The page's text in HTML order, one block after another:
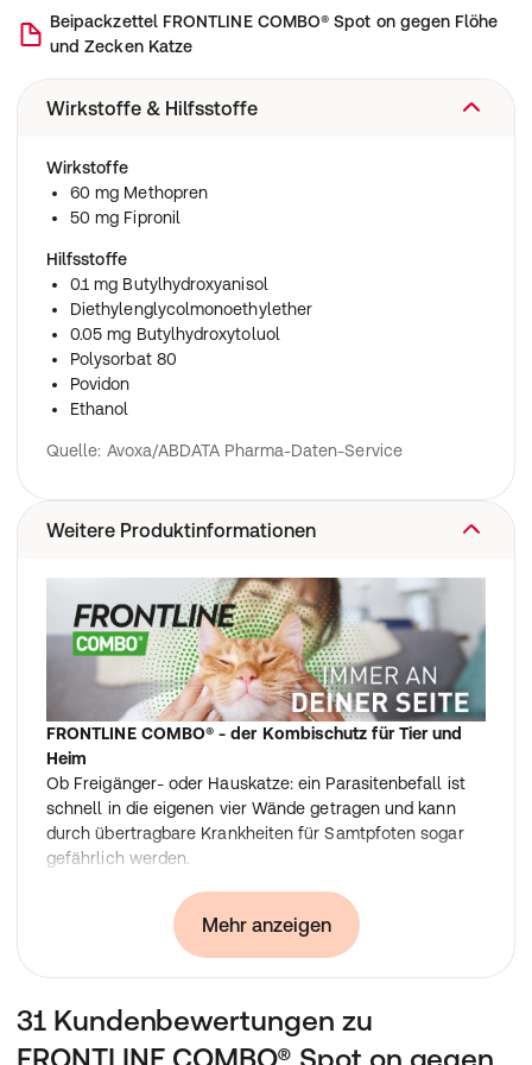
Beipackzettel FRONTLINE COMBO® Spot on gegen Flöhe
und Zecken Katze
Wirkstoffe & Hilfsstoffe
Wirkstoffe
60 mg Methopren
50 mg Fipronil
Hilfsstoffe
0.1 mg Butylhydroxyanisol
Diethylenglycolmonoethylether
0.05 mg Butylhydroxytoluol
Polysorbat 80
Povidon
Ethanol
Quelle: Avoxa/ABDATA Pharma-Daten-Service
Weitere Produktinformationen
FRONTLINE COMBO® - der Kombischutz für Tier und
Heim
Ob Freigänger- oder Hauskatze: ein Parasitenbefall ist
schnell in die eigenen vier Wände getragen und kann
durch übertragbare Krankheiten für Samtpfoten sogar
gefährlich werden.
zuverlässig gegen Parasiten wie Zecken, Flöhe und
Haarlinge. Zusätzlich zu einem Schutz auf dem Tier
hemmt FRONTLINE COMBO® auch den Befall der
direkten häuslichen Umgebung des Tieres durch
Floheier, Flohlarven und Flohpuppen. EInfach im Nacken
auf der Haut der Katze aufgetragen, verteilt sich die
wasserfeste und geruchtslose Lösung mit dem
Mehr anzeigen
31 Kundenbewertungen zu
FRONTLINE COMBO® Spot on gegen